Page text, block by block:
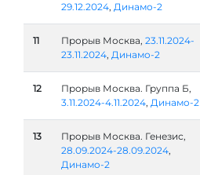
29.12.2024, Динамо-2
11 Прорыв Москва, 23.11.2024-
23.11.2024, Динамо-2
12
Прорыв Москва. Группа Б,
3.11.2024-4.11.2024, Динамо-2
13
Прорыв Москва. Генезис,
28.09.2024-28.09.2024,
Динамо-2